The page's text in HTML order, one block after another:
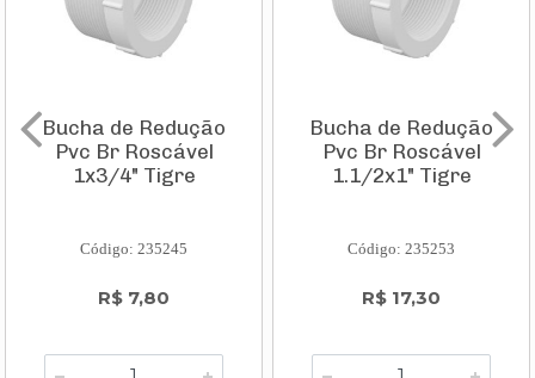
Bucha de Redução
Pvc Br Roscável
1x3/4" Tigre
Código: 235245
R$ 7,80
Bucha de Redução
Pvc Br Roscável
1.1/2x1" Tigre
Código: 235253
R$ 17,30